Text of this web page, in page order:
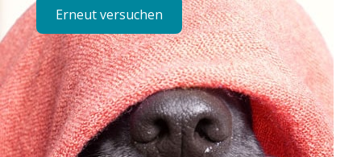
Erneut versuchen